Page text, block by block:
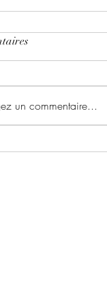
un commentaire...